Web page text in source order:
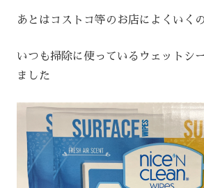
あとはコストコ等のお店によくいく
いつも掃除に使っているウェットシ
ました